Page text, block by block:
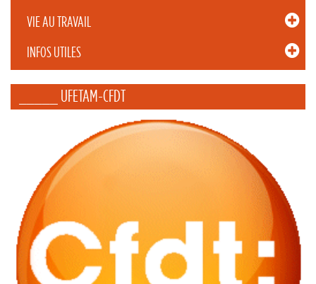
VIE AU TRAVAIL
INFOS UTILES
_____ UFETAM-CFDT